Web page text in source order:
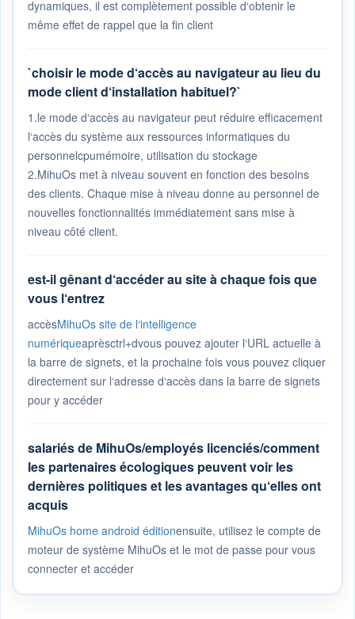
dynamiques, il est complètement possible d‘obtenir le
même effet de rappel que la fin client
`choisir le mode d‘accès au navigateur au lieu du
mode client d‘installation habituel?`
1.le mode d‘accès au navigateur peut réduire efficacement
l‘accès du système aux ressources informatiques du
personnelcpumémoire, utilisation du stockage
2.MihuOs met à niveau souvent en fonction des besoins
des clients. Chaque mise à niveau donne au personnel de
nouvelles fonctionnalités immédiatement sans mise à
niveau côté client.
est-il gênant d‘accéder au site à chaque fois que
vous l‘entrez
accèsMihuOs site de l‘intelligence
numériqueaprèsctrl+dvous pouvez ajouter l‘URL actuelle à
la barre de signets, et la prochaine fois vous pouvez cliquer
directement sur l‘adresse d‘accès dans la barre de signets
pour y accéder
salariés de MihuOs/employés licenciés/comment
les partenaires écologiques peuvent voir les
dernières politiques et les avantages qu‘elles ont
acquis
MihuOs home android éditionensuite, utilisez le compte de
moteur de système MihuOs et le mot de passe pour vous
connecter et accéder